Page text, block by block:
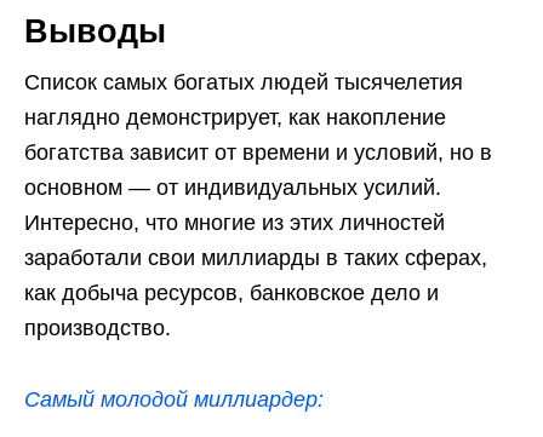
Выводы
Список самых богатых людей тысячелетия
наглядно демонстрирует, как накопление
богатства зависит от времени и условий, но в
основном — от индивидуальных усилий.
Интересно, что многие из этих личностей
заработали свои миллиарды в таких сферах,
как добыча ресурсов, банковское дело и
производство.
Самый молодой миллиардер: